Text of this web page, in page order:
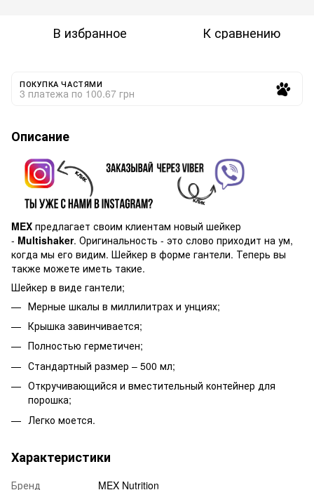
В избранное К сравнению
ПОКУПКА ЧАСТЯМИ
3 платежа по 100.67 грн
Описание
MEX предлагает своим клиентам новый шейкер
- Multishaker. Оригинальность - это слово приходит на ум,
когда мы его видим. Шейкер в форме гантели. Теперь вы
также можете иметь такие.
Шейкер в виде гантели;
Мерные шкалы в миллилитрах и унциях;
Крышка завинчивается;
Полностью герметичен;
Стандартный размер – 500 мл;
Откручивающийся и вместительный контейнер для
порошка;
Легко моется.
Характеристики
Бренд MEX Nutrition